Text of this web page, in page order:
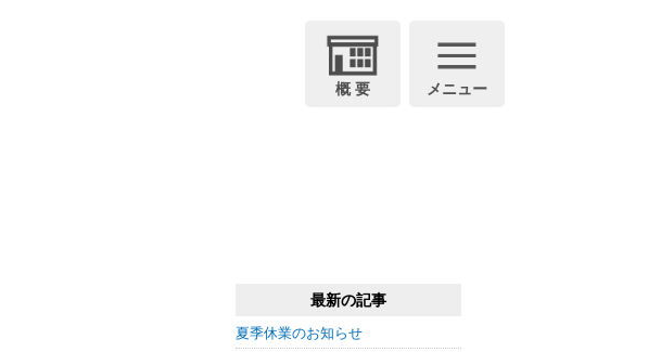
概 要 メニュー
最新の記事
夏季休業のお知らせ